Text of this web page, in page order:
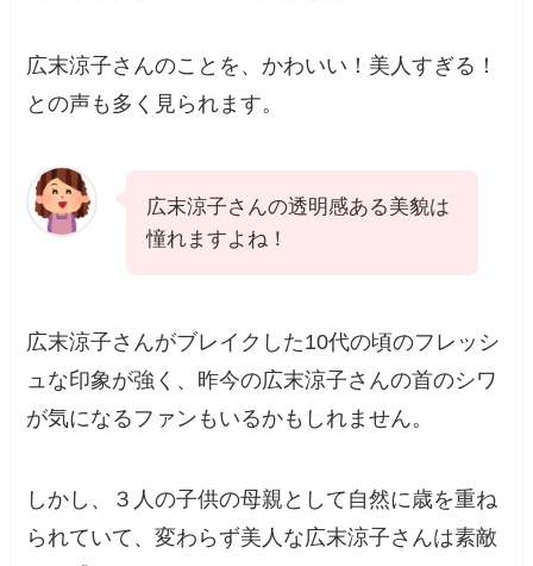
広末涼子さんのことを、かわいい！美人すぎる！
との声も多く見られます。
広末涼子さんの透明感ある美貌は
憧れますよね！
広末涼子さんがブレイクした10代の頃のフレッシ
ュな印象が強く、昨今の広末涼子さんの首のシワ
が気になるファンもいるかもしれません。
しかし、３人の子供の母親として自然に歳を重ね
られていて、変わらず美人な広末涼子さんは素敵